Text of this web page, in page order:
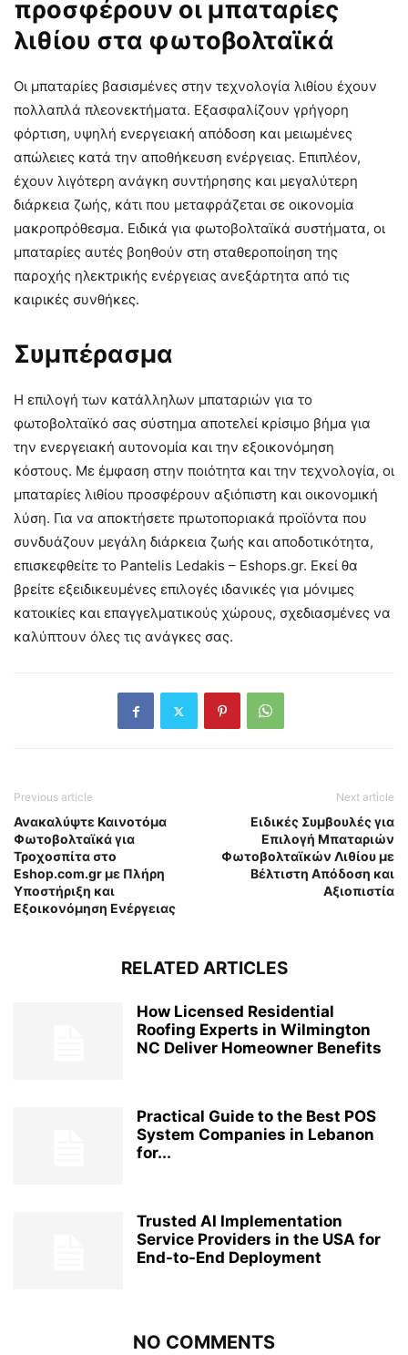
προσφέρουν οι μπαταρίες
λιθίου στα φωτοβολταϊκά
Οι μπαταρίες βασισμένες στην τεχνολογία λιθίου έχουν
πολλαπλά πλεονεκτήματα. Εξασφαλίζουν γρήγορη
φόρτιση, υψηλή ενεργειακή απόδοση και μειωμένες
απώλειες κατά την αποθήκευση ενέργειας. Επιπλέον,
έχουν λιγότερη ανάγκη συντήρησης και μεγαλύτερη
διάρκεια ζωής, κάτι που μεταφράζεται σε οικονομία
μακροπρόθεσμα. Ειδικά για φωτοβολταϊκά συστήματα, οι
μπαταρίες αυτές βοηθούν στη σταθεροποίηση της
παροχής ηλεκτρικής ενέργειας ανεξάρτητα από τις
καιρικές συνθήκες.
Συμπέρασμα
Η επιλογή των κατάλληλων μπαταριών για το
φωτοβολταϊκό σας σύστημα αποτελεί κρίσιμο βήμα για
την ενεργειακή αυτονομία και την εξοικονόμηση
κόστους. Με έμφαση στην ποιότητα και την τεχνολογία, οι
μπαταρίες λιθίου προσφέρουν αξιόπιστη και οικονομική
λύση. Για να αποκτήσετε πρωτοποριακά προϊόντα που
συνδυάζουν μεγάλη διάρκεια ζωής και αποδοτικότητα,
επισκεφθείτε το Pantelis Ledakis – Eshops.gr. Εκεί θα
βρείτε εξειδικευμένες επιλογές ιδανικές για μόνιμες
κατοικίες και επαγγελματικούς χώρους, σχεδιασμένες να
καλύπτουν όλες τις ανάγκες σας.
Previous article
Ανακαλύψτε Καινοτόμα
Φωτοβολταϊκά για
Τροχοσπίτα στο
Eshop.com.gr με Πλήρη
Υποστήριξη και
Εξοικονόμηση Ενέργειας
Next article
Ειδικές Συμβουλές για
Επιλογή Μπαταριών
Φωτοβολταϊκών Λιθίου με
Βέλτιστη Απόδοση και
Αξιοπιστία
RELATED ARTICLES
How Licensed Residential
Roofing Experts in Wilmington
NC Deliver Homeowner Benefits
Practical Guide to the Best POS
System Companies in Lebanon
for...
Trusted AI Implementation
Service Providers in the USA for
End-to-End Deployment
NO COMMENTS